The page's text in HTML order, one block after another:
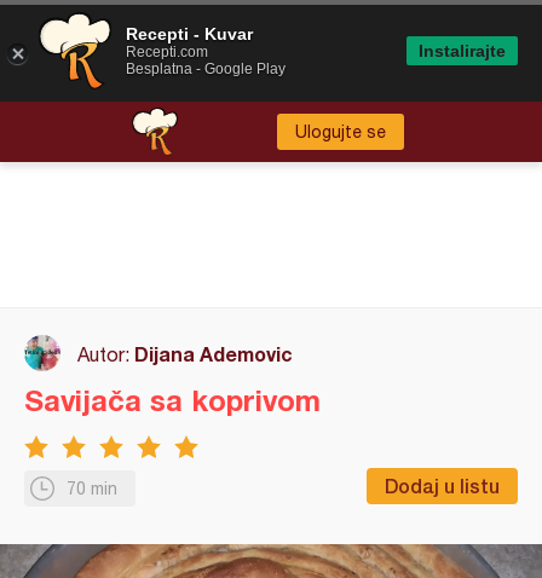
Ulogujte se
Autor: Dijana Ademovic
70 min Dodaj u listu
Savijača sa koprivom
Recepti - Kuvar
Recepti.com
Besplatna - Google Play
Instalirajte